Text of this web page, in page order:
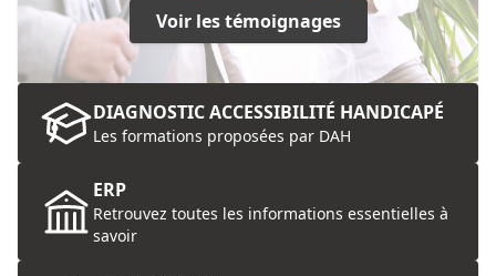
Voir les témoignages
DIAGNOSTIC ACCESSIBILITÉ HANDICAPÉ
Les formations proposées par DAH
ERP
Retrouvez toutes les informations essentielles à
savoir